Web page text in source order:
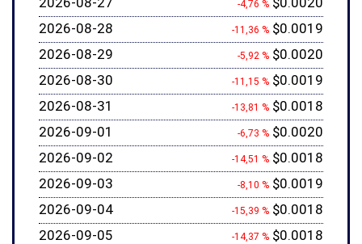
-4,76 %
2026-08-28
-11,36 % $0.0019
2026-08-29
-5,92 % $0.0020
2026-08-30
-11,15 % $0.0019
2026-08-31
-13,81 % $0.0018
2026-09-01
-6,73 % $0.0020
2026-09-02
-14,51 % $0.0018
2026-09-03
-8,10 % $0.0019
2026-09-04
-15,39 % $0.0018
2026-09-05
-14,37 % $0.0018